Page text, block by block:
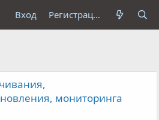
Вход Регистрация
мониторинга